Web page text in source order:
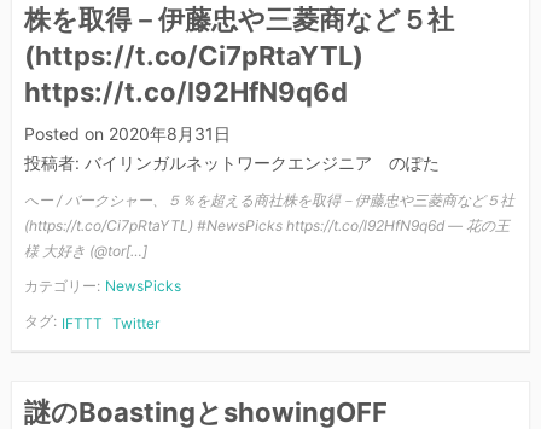
株を取得－伊藤忠や三菱商など５社
(https://t.co/Ci7pRtaYTL)
https://t.co/l92HfN9q6d
Posted on 2020年8月31日
投稿者: バイリンガルネットワークエンジニア のぽた
へー / バークシャー、５％を超える商社株を取得－伊藤忠や三菱商など５社
(https://t.co/Ci7pRtaYTL) #NewsPicks https://t.co/l92HfN9q6d — 花の王
様 大好き (@tor[…]
カテゴリー: NewsPicks
タグ: IFTTT Twitter
謎のBoastingとshowingOFF